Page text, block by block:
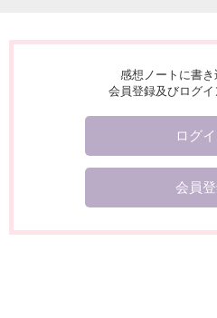
感想ノートに書
会員登録及びログイ
ログ
会員